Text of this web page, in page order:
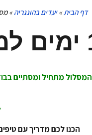
דף הבית»יעדים בהונגריה»מסלול 10
המסלול מתחיל ומסתיים
הכנו לכם מדריך עם